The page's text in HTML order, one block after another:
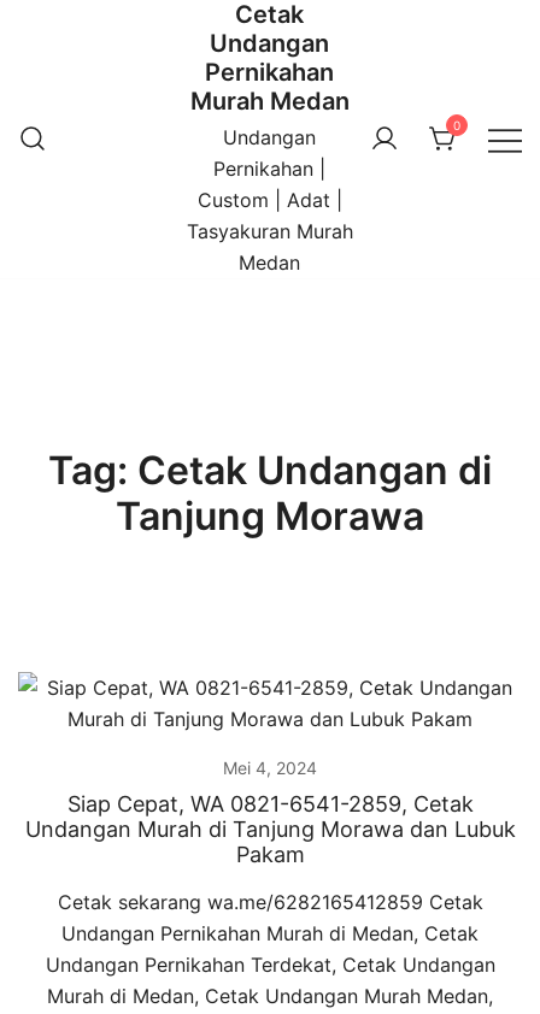
Cetak
Undangan
Pernikahan
Murah Medan
Undangan
Pernikahan |
Custom | Adat |
Tasyakuran Murah
Medan
0
Tag: Cetak Undangan di
Tanjung Morawa
Mei 4, 2024
Siap Cepat, WA 0821-6541-2859, Cetak
Undangan Murah di Tanjung Morawa dan Lubuk
Pakam
Cetak sekarang wa.me/6282165412859 Cetak
Undangan Pernikahan Murah di Medan, Cetak
Undangan Pernikahan Terdekat, Cetak Undangan
Murah di Medan, Cetak Undangan Murah Medan,